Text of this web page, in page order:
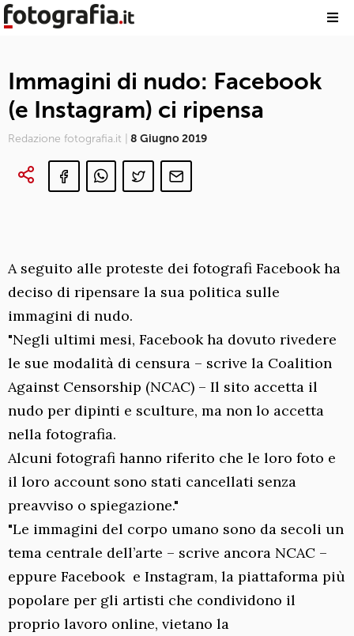
Immagini di nudo: Facebook
(e Instagram) ci ripensa
Redazione fotografia.it | 8 Giugno 2019
A seguito alle proteste dei fotografi Facebook ha
deciso di ripensare la sua politica sulle
immagini di nudo.
"Negli ultimi mesi, Facebook ha dovuto rivedere
le sue modalità di censura – scrive la Coalition
Against Censorship (NCAC) – Il sito accetta il
nudo per dipinti e sculture, ma non lo accetta
nella fotografia.
Alcuni fotografi hanno riferito che le loro foto e
il loro account sono stati cancellati senza
preavviso o spiegazione."
"Le immagini del corpo umano sono da secoli un
tema centrale dell’arte – scrive ancora NCAC –
eppure Facebook e Instagram, la piattaforma più
popolare per gli artisti che condividono il
proprio lavoro online, vietano la